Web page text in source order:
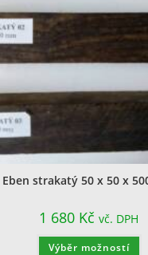
Eben strakatý 50 x 50 x
1 680 Kč vč. DPH
Výběr možností